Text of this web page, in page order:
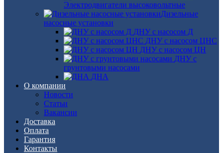
Электродвигатели высоковольтные
Дизельные
насосные установки
ДНУ с насосом Д
ДНУ с насосом ЦНС
ДНУ с насосом ЦН
ДНУ с
грунтовыми насосами
ДНА
О компании
Новости
Статьи
Вакансии
Доставка
Оплата
Гарантия
Контакты